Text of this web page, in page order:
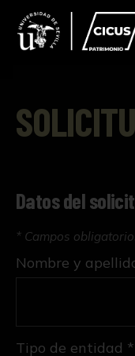
Datos del
* Campos
Tipo de entidad *
Nombre y